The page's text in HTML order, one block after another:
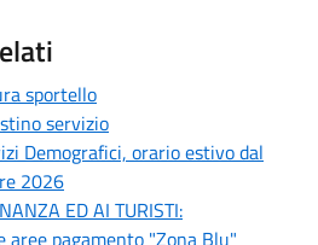
sportello
servizio
Demografici, orario estivo dal
2026
ED AI TURISTI:
aree pagamento "Zona Blu"